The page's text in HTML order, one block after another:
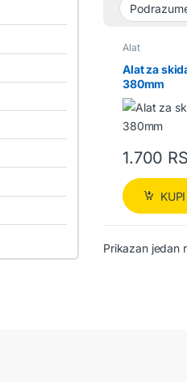
Alat
Alat za
380mm
1.700
Prikazan jedan